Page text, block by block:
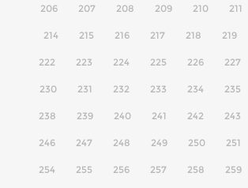
206 207 208 209 210 211
214 215 216 217 218 219
222 223 224 225 226 227
230 231 232 233 234 235
238 239 240 241 242 243
246 247 248 249 250 251
254 255 256 257 258 259